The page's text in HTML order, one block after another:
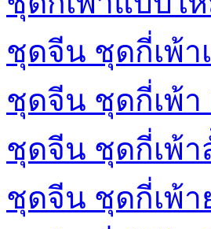
ชุดจีน ชุดกี่เพ้า
ชุดจีน ชุดกี่เพ้า
ชุดจีน ชุดกี่เพ้
ชุดจีน ชุดกี่เพ้า